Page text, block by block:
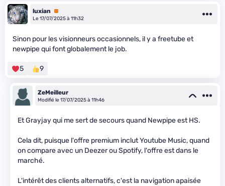
luxian
Premium
Le 17/07/2025 à 11h32
Sinon pour les visionneurs occasionnels, il y a freetube et
newpipe qui font globalement le job.
5 9
ZeMeilleur
Modifié le 17/07/2025 à 11h46
Et Grayjay qui me sert de secours quand Newpipe est HS.
Cela dit, puisque l'offre premium inclut Youtube Music, quand
on compare avec un Deezer ou Spotify, l'offre est dans le
marché.
L'intérêt des clients alternatifs, c'est la navigation apaisée